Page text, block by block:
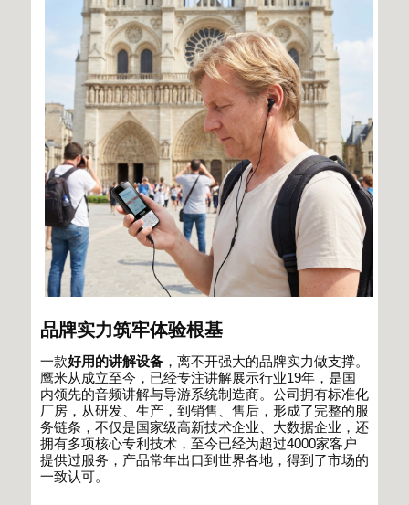
品牌实力筑牢体验根基
一款好用的讲解设备 ，离不开强大的品牌实力做支撑。
鹰米从成立至今，已经专注讲解展示行业19年，是国
内领先的音频讲解与导游系统制造商。公司拥有标准化
厂房，从研发、生产，到销售、售后，形成了完整的服
务链条，不仅是国家级高新技术企业、大数据企业，还
拥有多项核心专利技术，至今已经为超过4000家客户
提供过服务，产品常年出口到世界各地，得到了市场的
一致认可。